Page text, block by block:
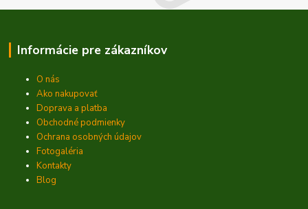
Informácie pre zákazníkov
O nás
Ako nakupovať
Doprava a platba
Obchodné podmienky
Ochrana osobných údajov
Fotogaléria
Kontakty
Blog